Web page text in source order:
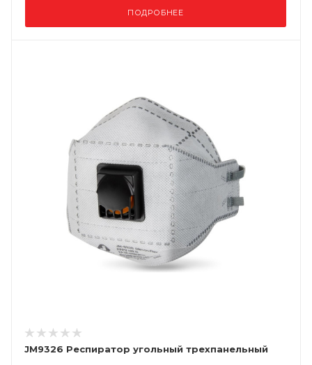
ПОДРОБНЕЕ
JM9326 Респиратор угольный трехпанельный